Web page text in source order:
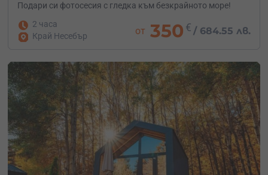
Подари си фотосесия с гледка към безкрайното море!
2 часа
Край Несебър
от 350 € /684.55 лв.